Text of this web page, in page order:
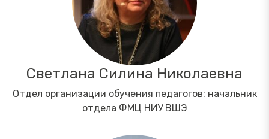
Светлана Силина Николаевна
Отдел организации обучения педагогов: начальник
отдела ФМЦ НИУ ВШЭ